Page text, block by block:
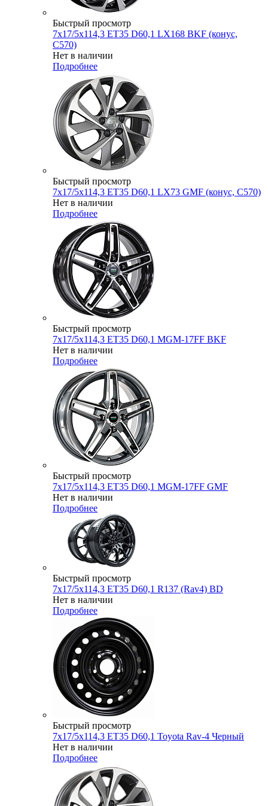
Быстрый просмотр
7x17/5x114,3 ET35 D60,1 LX168 BKF (конус,
C570)
Нет в наличии
Подробнее
Быстрый просмотр
7x17/5x114,3 ET35 D60,1 LX73 GMF (конус, C570)
Нет в наличии
Подробнее
Быстрый просмотр
7x17/5x114,3 ET35 D60,1 MGM-17FF BKF
Нет в наличии
Подробнее
Быстрый просмотр
7x17/5x114,3 ET35 D60,1 MGM-17FF GMF
Нет в наличии
Подробнее
Быстрый просмотр
7x17/5x114,3 ET35 D60,1 R137 (Rav4) BD
Нет в наличии
Подробнее
Быстрый просмотр
7x17/5x114,3 ET35 D60,1 Toyota Rav-4 Черный
Нет в наличии
Подробнее